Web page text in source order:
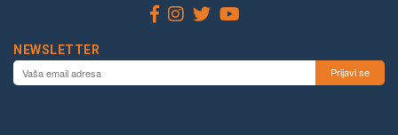
NEWSLETTER